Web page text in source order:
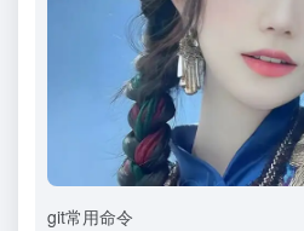
git常用命令